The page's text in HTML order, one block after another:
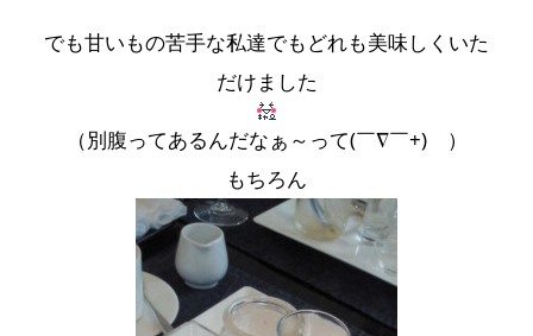
でも甘いもの苦手な私達でもどれも美味しくいた
だけました
（別腹ってあるんだなぁ～って(￣∇￣+) ）
もちろん